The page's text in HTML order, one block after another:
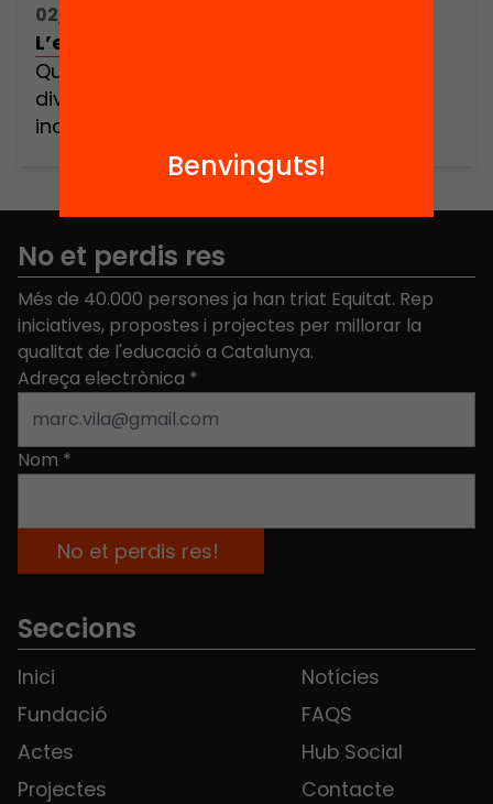
02/03/2018 16:00h - 18:00h
L’escola no és per a tu
Quines estratègies calen per atendre la
diversitat d’una manera veritablement
inclusiva?
No et perdis res
Més de 40.000 persones ja han triat Equitat. Rep
iniciatives, propostes i projectes per millorar la
qualitat de l'educació a Catalunya.
Adreça electrònica *
Nom *
Seccions
Inici
Fundació
Actes
Projectes
Notícies
FAQS
Hub Social
Contacte
Benvinguts!